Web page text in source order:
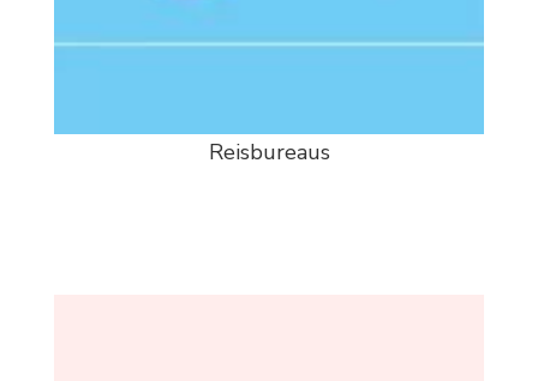
Reisbureaus